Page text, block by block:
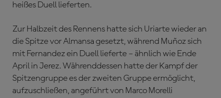
heißes Duell lieferten.
Zur Halbzeit des Rennens hatte sich Uriarte wieder an
die Spitze vor Almansa gesetzt, während Muñoz sich
mit Fernandez ein Duell lieferte – ähnlich wie Ende
April in Jerez. Währenddessen hatte der Kampf der
Spitzengruppe es der zweiten Gruppe ermöglicht,
aufzuschließen, angeführt von Marco Morelli